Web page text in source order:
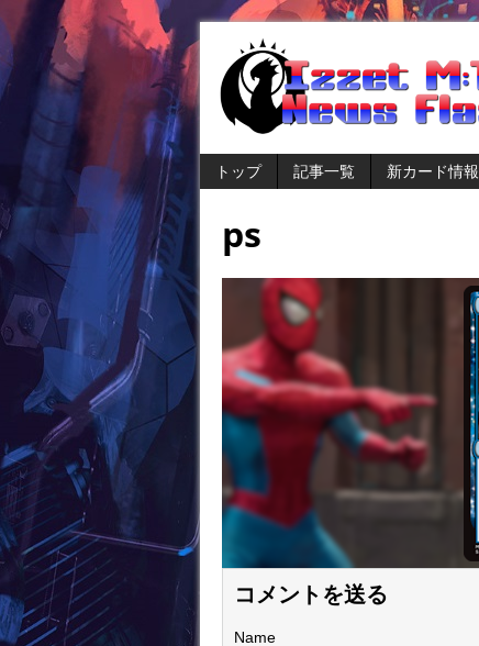
トップ 記事一覧 新カード情報
ps
コメントを送る
Name